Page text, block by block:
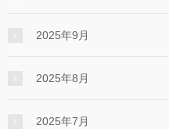
2025年9月
2025年8月
2025年7月